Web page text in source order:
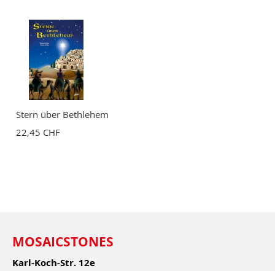
Stern über Bethlehem
22,45 CHF
MOSAICSTONES
Karl-Koch-Str. 12e